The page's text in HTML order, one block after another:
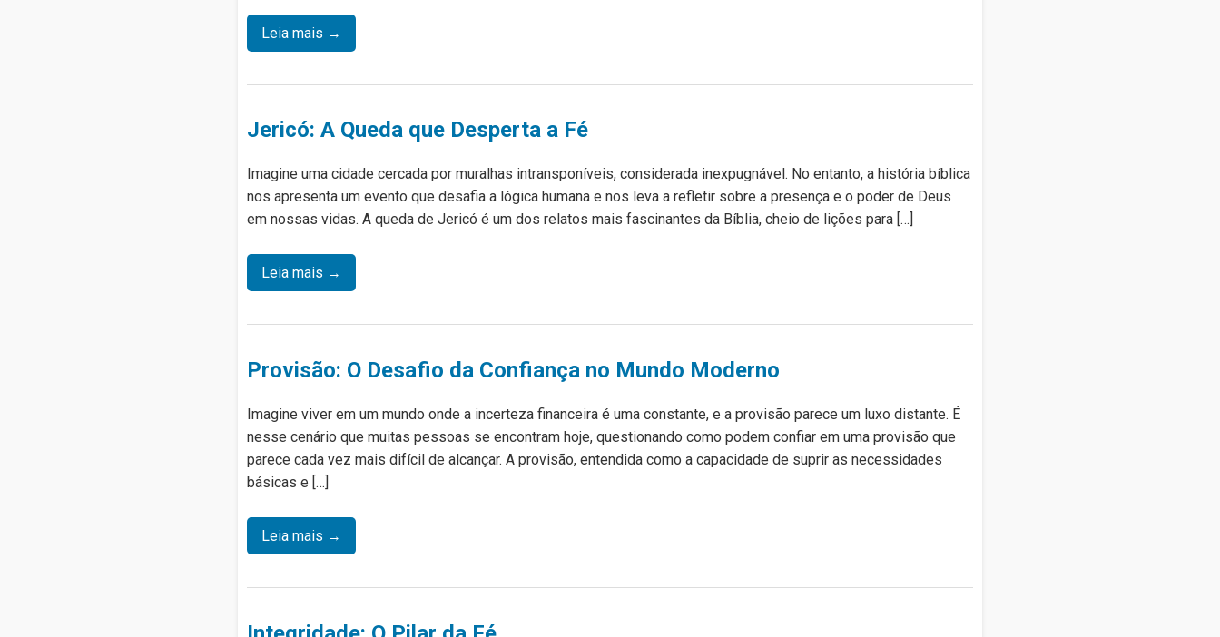
Leia mais →
Jericó: A Queda que Desperta a Fé
Imagine uma cidade cercada por muralhas intransponíveis, considerada inexpugnável. No entanto, a história bíblica
nos apresenta um evento que desafia a lógica humana e nos leva a refletir sobre a presença e o poder de Deus
em nossas vidas. A queda de Jericó é um dos relatos mais fascinantes da Bíblia, cheio de lições para […]
Leia mais →
Provisão: O Desafio da Confiança no Mundo Moderno
Imagine viver em um mundo onde a incerteza financeira é uma constante, e a provisão parece um luxo distante. É
nesse cenário que muitas pessoas se encontram hoje, questionando como podem confiar em uma provisão que
parece cada vez mais difícil de alcançar. A provisão, entendida como a capacidade de suprir as necessidades
básicas e […]
Leia mais →